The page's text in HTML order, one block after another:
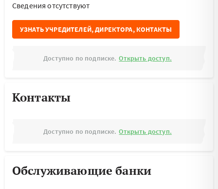
Cведения отсутствуют
УЗНАТЬ УЧРЕДИТЕЛЕЙ, ДИРЕКТОРА, КОНТАКТЫ
Доступно по подписке. Открыть доступ.
Контакты
Доступно по подписке. Открыть доступ.
Обслуживающие банки